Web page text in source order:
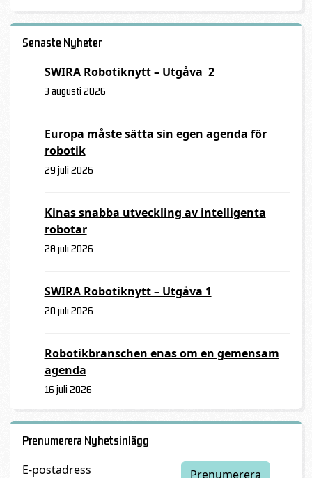
Senaste Nyheter
SWIRA Robotiknytt – Utgåva 2
3 augusti 2026
Europa måste sätta sin egen agenda för
robotik
29 juli 2026
Kinas snabba utveckling av intelligenta
robotar
28 juli 2026
SWIRA Robotiknytt – Utgåva 1
20 juli 2026
Robotikbranschen enas om en gemensam
agenda
16 juli 2026
Prenumerera Nyhetsinlägg
E-postadress